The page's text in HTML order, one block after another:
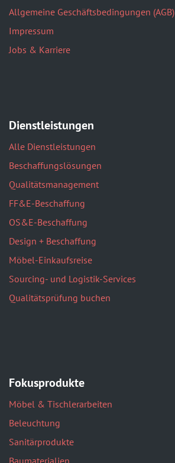
Allgemeine Geschäftsbedingungen (AGB)
Impressum
Jobs & Karriere
Dienstleistungen
Alle Dienstleistungen
Beschaffungslösungen
Qualitätsmanagement
FF&E-Beschaffung
OS&E-Beschaffung
Design + Beschaffung
Möbel-Einkaufsreise
Sourcing- und Logistik-Services
Qualitätsprüfung buchen
Fokusprodukte
Möbel & Tischlerarbeiten
Beleuchtung
Sanitärprodukte